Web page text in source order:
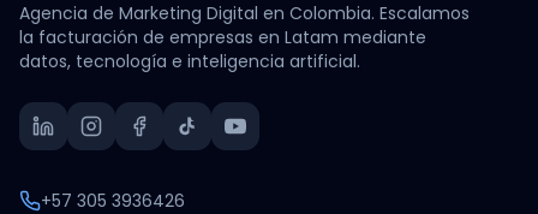
Agencia de Marketing Digital en Colombia. Escalamos
la facturación de empresas en Latam mediante
datos, tecnología e inteligencia artificial.
+57 305 3936426